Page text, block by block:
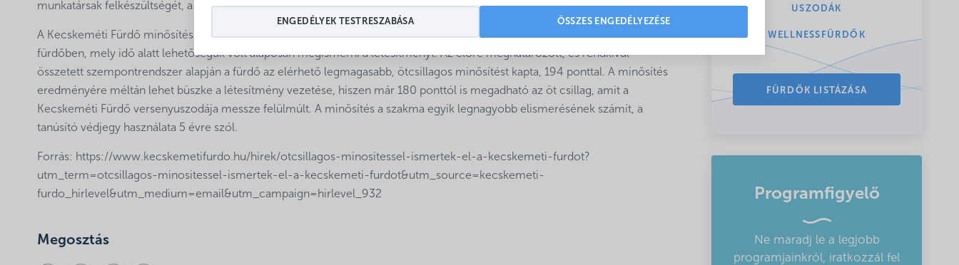
ÖSSZES ENGEDÉLYEZÉSE
ENGEDÉLYEK TESTRESZABÁSA
munkatársak felkészültségét, a víz, valamint a szolgáltatások minőségét.
A Kecskeméti Fürdő minősítésére 2018. január 18-án került sor. A minősítő szakbizottság egy teljes napig tartózkodott a
fürdőben, mely idő alatt lehetőségük volt alaposan megismerni a létesítményt. Az előre meghatározott, és rendkívül
összetett szempontrendszer alapján a fürdő az elérhető legmagasabb, ötcsillagos minősítést kapta, 194 ponttal. A minősítés
eredményére méltán lehet büszke a létesítmény vezetése, hiszen már 180 ponttól is megadható az öt csillag, amit a
Kecskeméti Fürdő versenyuszodája messze felülmúlt. A minősítés a szakma egyik legnagyobb elismerésének számít, a
tanúsító védjegy használata 5 évre szól.
Forrás: https://www.kecskemetifurdo.hu/hirek/otcsillagos-minositessel-ismertek-el-a-kecskemeti-furdot?
utm_term=otcsillagos-minositessel-ismertek-el-a-kecskemeti-furdot&utm_source=kecskemeti-
furdo_hirlevel&utm_medium=email&utm_campaign=hirlevel_932
Megosztás
USZODÁK
WELLNESSFÜRDŐK
FÜRDŐK LISTÁZÁSA
Programfigyelő
Ne maradj le a legjobb
programjainkról, iratkozzál fel